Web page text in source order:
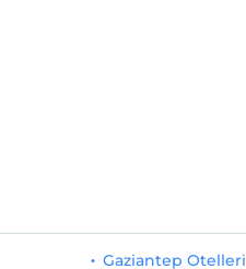
Gaziantep Otelleri